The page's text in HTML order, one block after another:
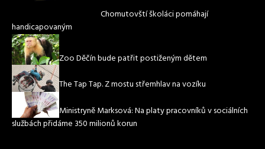
Chomutovští školáci pomáhají
handicapovaným
Zoo Děčín bude patřit postiženým dětem
The Tap Tap. Z mostu střemhlav na vozíku
Ministryně Marksová: Na platy pracovníků v sociálních
službách přidáme 350 milionů korun